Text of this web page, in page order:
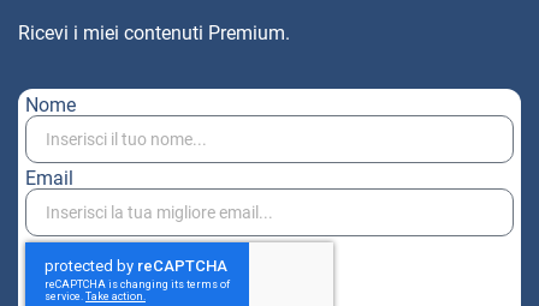
Ricevi i miei contenuti Premium.
Nome
Email